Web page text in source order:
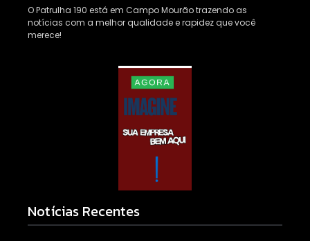
O Patrulha 190 está em Campo Mourão trazendo as
notícias com a melhor qualidade e rapidez que você
merece!
Notícias Recentes